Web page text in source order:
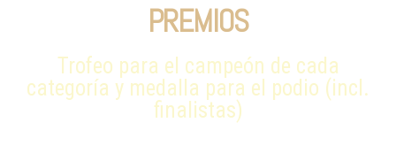
PREMIOS
Trofeo para el campeón de cada
categoría y medalla para el podio (incl.
finalistas)